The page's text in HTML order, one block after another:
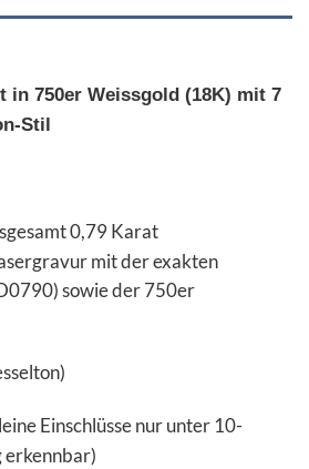
in 750er Weissgold (18K) mit 7
Stil
0,79 Karat
mit der exakten
sowie der 750er
Einschlüsse nur unter 10-